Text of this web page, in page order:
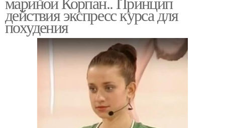
действия экспресс курса для
похудения